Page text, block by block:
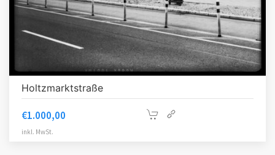
Holtzmarktstraße
€1.000,00
inkl. MwSt.